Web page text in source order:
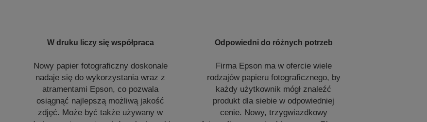
W druku liczy się współpraca
Nowy papier fotograficzny doskonale
nadaje się do wykorzystania wraz z
atramentami Epson, co pozwala
osiągnąć najlepszą możliwą jakość
zdjęć. Może być także używany w
Odpowiedni do różnych potrzeb
Firma Epson ma w ofercie wiele
rodzajów papieru fotograficznego, by
każdy użytkownik mógł znaleźć
produkt dla siebie w odpowiedniej
cenie. Nowy, trzygwiazdkowy